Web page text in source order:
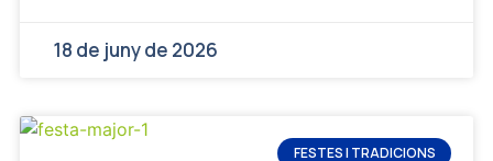
18 de juny de 2026
FESTES I TRADICIONS